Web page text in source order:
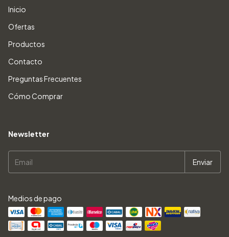
Inicio
Ofertas
Productos
Contacto
Preguntas Frecuentes
Cómo Comprar
Newsletter
Medios de pago